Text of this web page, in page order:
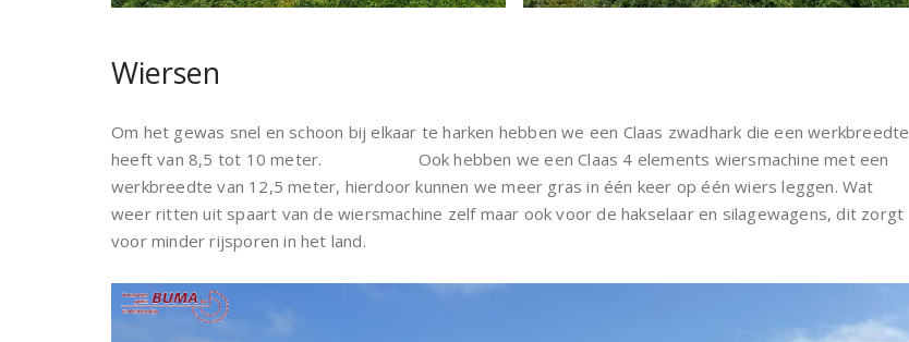
Wiersen
Om het gewas snel en schoon bij elkaar te harken hebben we een Claas zwadhark die een werkbreedte
heeft van 8,5 tot 10 meter. Ook hebben we een Claas 4 elements wiersmachine met een
werkbreedte van 12,5 meter, hierdoor kunnen we meer gras in één keer op één wiers leggen. Wat
weer ritten uit spaart van de wiersmachine zelf maar ook voor de hakselaar en silagewagens, dit zorgt
voor minder rijsporen in het land.